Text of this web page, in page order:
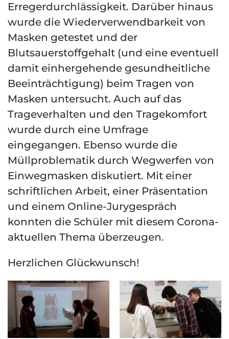
Erregerdurchlässigkeit. Darüber hinaus
wurde die Wiederverwendbarkeit von
Masken getestet und der
Blutsauerstoffgehalt (und eine eventuell
damit einhergehende gesundheitliche
Beeinträchtigung) beim Tragen von
Masken untersucht. Auch auf das
Trageverhalten und den Tragekomfort
wurde durch eine Umfrage
eingegangen. Ebenso wurde die
Müllproblematik durch Wegwerfen von
Einwegmasken diskutiert. Mit einer
schriftlichen Arbeit, einer Präsentation
und einem Online-Jurygespräch
konnten die Schüler mit diesem Corona-
aktuellen Thema überzeugen.
Herzlichen Glückwunsch!